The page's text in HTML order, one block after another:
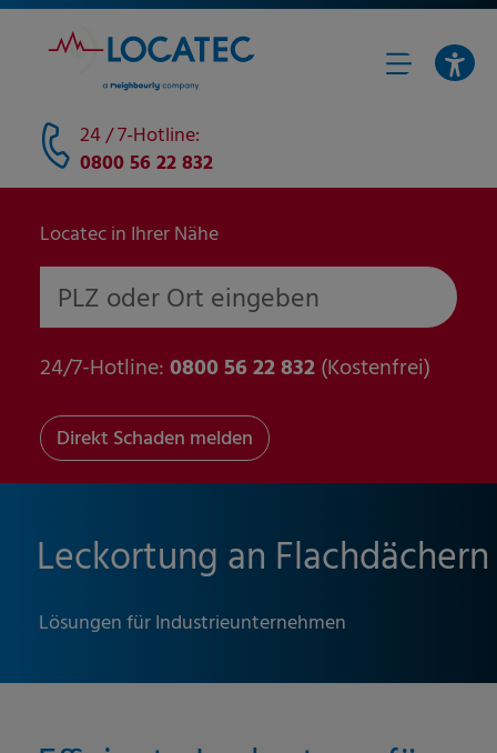
24 / 7-Hotline:
0800 56 22 832
Leckortung an Flachdächern
Lösungen für Industrieunternehmen
Locatec in Ihrer Nähe
PLZ oder Ort eingeben
24/7-Hotline:0800 56 22 832(Kostenfrei)
Direkt Schaden melden